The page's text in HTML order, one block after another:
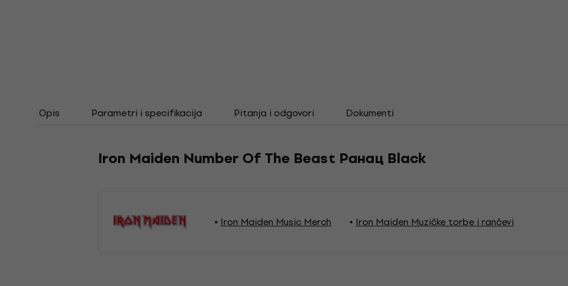
Opis Parametri i specifikacija Pitanja i odgovori Dokumenti
Iron Maiden Number Of The Beast Ранац Black
Iron Maiden Music Merch Iron Maiden Muzičke torbe i rančevi